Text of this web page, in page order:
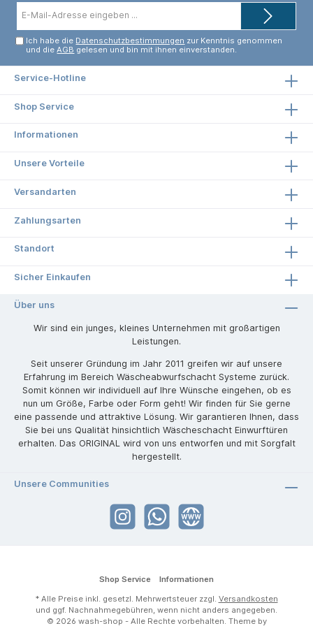
braunHandgenäht, mit angenähtem
Metallreißverschluss.
Mail-
Ich habe die Datenschutzbestimmungen zur Kenntnis genommen
und dieAGB gelesen und bin mit ihnen einverstanden.
Service-Hotline
Shop Service
Informationen
Unsere Vorteile
Versandarten
Zahlungsarten
Standort
Sicher Einkaufen
Über uns
Wir sind ein junges, kleines Unternehmen mit großartigen
Leistungen.
Seit unserer Gründung im Jahr 2011 greifen wir auf unsere
Erfahrung im Bereich Wäscheabwurfschacht Systeme zurück.
Somit können wir individuell auf Ihre Wünsche eingehen, ob es
nun um Größe, Farbe oder Form geht! Wir finden für Sie gerne
eine passende und attraktive Lösung. Wir garantieren Ihnen, dass
Sie bei uns Qualität hinsichtlich Wäscheschacht Einwurftüren
erhalten. Das ORIGINAL wird von uns entworfen und mit Sorgfalt
hergestellt.
Unsere Communities
Shop Service Informationen
* Alle Preise inkl. gesetzl. Mehrwertsteuer zzgl. Versandkosten
und ggf. Nachnahmegebühren, wenn nicht anders angegeben.
© 2026 wash-shop - Alle Rechte vorbehalten. Theme by